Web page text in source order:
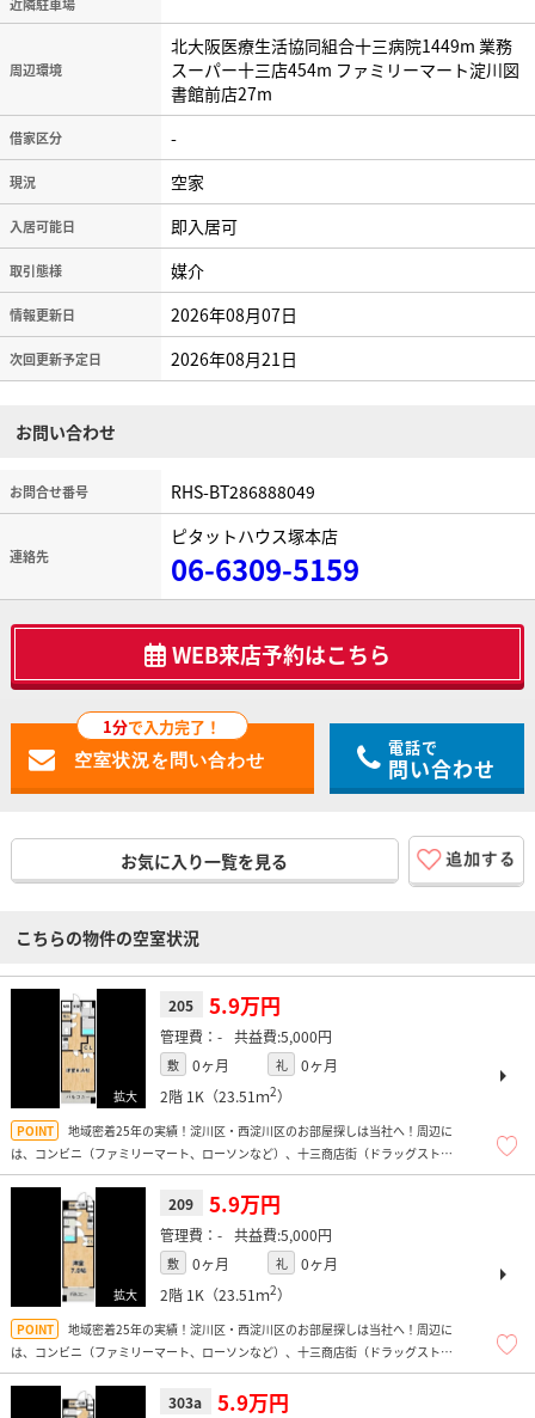
近隣駐車場
周辺環境
北大阪医療生活協同組合十三病院1449m 業務
スーパー十三店454m ファミリーマート淀川図
書館前店27m
借家区分 -
現況 空家
入居可能日 即入居可
取引態様 媒介
情報更新日 2026年08月07日
次回更新予定日 2026年08月21日
お問い合わせ
お問合せ番号 RHS-BT286888049
連絡先
ピタットハウス塚本店
06-6309-5159
WEB来店予約はこちら
1分で入力完了！
電話で
問い合わせ
お気に入り一覧を見る
こちらの物件の空室状況
205 5.9万円
- 5,000円
敷 0ヶ月 礼
0ヶ月
2階 1K（23.51ｍ2）
地域密着25年の実績！淀川区・西淀川区のお部屋探しは当社へ！周辺に
は、コンビニ（ファミリーマート、ローソンなど）、十三商店街（ドラッグスト
ア、精肉店など）、ドン・キホーテ、飲食店も多数、100円均一などもあり大変便
利ですよ！
209 5.9万円
- 5,000円
敷 0ヶ月 礼
0ヶ月
2階 1K（23.51ｍ2）
地域密着25年の実績！淀川区・西淀川区のお部屋探しは当社へ！周辺に
は、コンビニ（ファミリーマート、ローソンなど）、十三商店街（ドラッグスト
ア、精肉店など）、ドン・キホーテ、飲食店も多数、100円均一などもあり大変便
利ですよ！
303a 5.9万円